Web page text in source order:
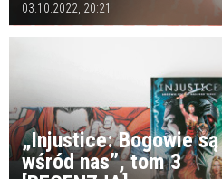
03.10.2022, 20:21
„Injustice: Bogowie są
wśród nas”, tom 3